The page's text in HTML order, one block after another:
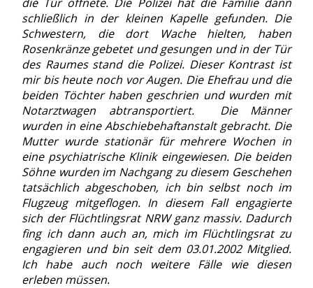
schließlich in der kleinen Kapelle gefunden. Die
Schwestern, die dort Wache hielten, haben
Rosenkränze gebetet und gesungen und in der Tür
des Raumes stand die Polizei. Dieser Kontrast ist
mir bis heute noch vor Augen. Die Ehefrau und die
beiden Töchter haben geschrien und wurden mit
Notarztwagen abtransportiert. Die Männer
wurden in eine Abschiebehaftanstalt gebracht. Die
Mutter wurde stationär für mehrere Wochen in
eine psychiatrische Klinik eingewiesen. Die beiden
Söhne wurden im Nachgang zu diesem Geschehen
tatsächlich abgeschoben, ich bin selbst noch im
Flugzeug mitgeflogen. In diesem Fall engagierte
sich der Flüchtlingsrat NRW ganz massiv. Dadurch
fing ich dann auch an, mich im Flüchtlingsrat zu
engagieren und bin seit dem 03.01.2002 Mitglied.
Ich habe auch noch weitere Fälle wie diesen
erleben müssen.